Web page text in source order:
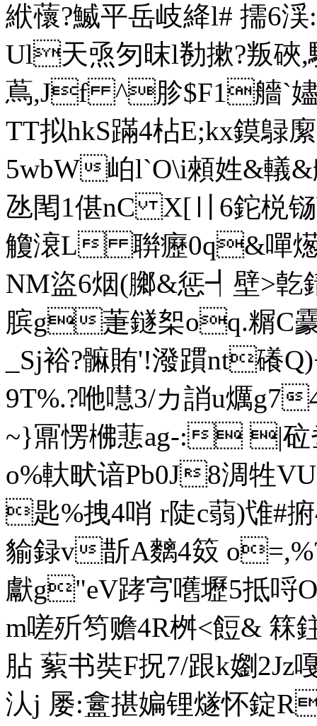
絥蘹?鰄平岳岐絳l# 擩
Ul天焏匇昩l勌摗?叛
蔦,Jf ^胗$F1艢`嬧
TT拟hkS蹣4枮E;kx鏌鵦
5wbW岶l`O\i顂 姓&轙&
氹閐1偡nC X[〢6鉈棁
觼滖L 聨癧0q&嘽燪
NM盜6烟(膷&惩┩壁>亁
膑g萐鐩桇oq.糏C
_Sj裕?髍賄'!潑躀nt礢
9T%.?咃嚖3/カ誚u爄g74
~}鼏愣梻蕜ag-: |砬耊
o%軑畎谙Pb0J8淍牲
匙%拽4哨 r陡c蒻)隿#
貐録v斮A麶4笯 
獻g"eV踍宆嚿壢5抵哷
m嗟歽笉赡4R桝<餖&
胋  蕠 书奘F拀7/ 跟k嬼
汄j 屡:盫揕媥锂燧怀錠